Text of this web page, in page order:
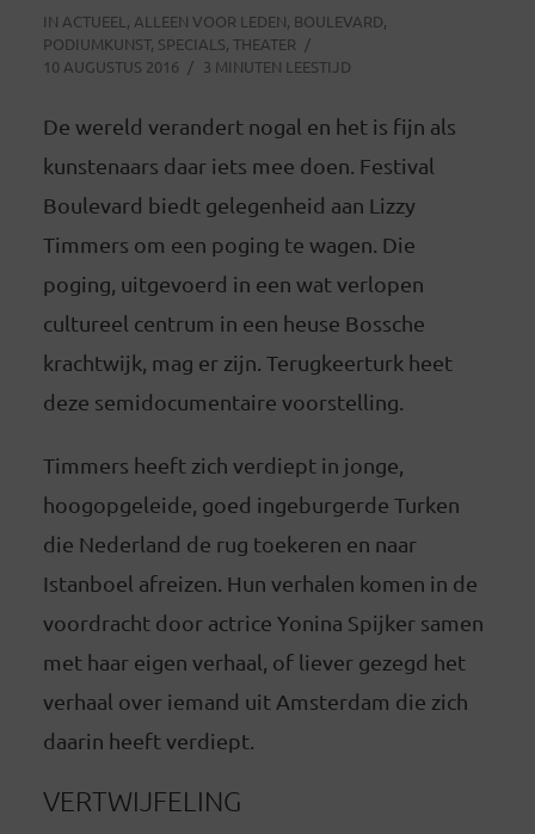
IN ACTUEEL , ALLEEN VOOR LEDEN, BOULEVARD,
PODIUMKUNST, SPECIALS, THEATER
10 AUGUSTUS 2016
3 MINUTEN LEESTIJD
De wereld verandert nogal en het is fijn als
kunstenaars daar iets mee doen. Festival
Boulevard biedt gelegenheid aan Lizzy
Timmers om een poging te wagen. Die
poging, uitgevoerd in een wat verlopen
cultureel centrum in een heuse Bossche
krachtwijk, mag er zijn. Terugkeerturk heet
deze semidocumentaire voorstelling.
Timmers heeft zich verdiept in jonge,
hoogopgeleide, goed ingeburgerde Turken
die Nederland de rug toekeren en naar
Istanboel afreizen. Hun verhalen komen in de
voordracht door actrice Yonina Spijker samen
met haar eigen verhaal, of liever gezegd het
verhaal over iemand uit Amsterdam die zich
daarin heeft verdiept.
VERTWIJFELING